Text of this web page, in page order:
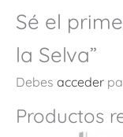
Sé el
la Selva”
Debes acceder
Productos